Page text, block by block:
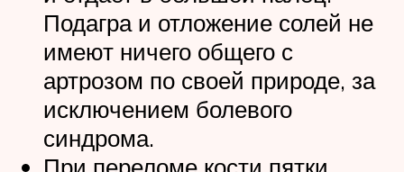
Подагра и отложение солей не
имеют ничего общего с
артрозом по своей природе, за
исключением болевого
синдрома.